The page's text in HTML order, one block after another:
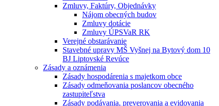
Zmluvy, Faktúry, Objednávky
Nájom obecných budov
Zmluvy dotácie
Zmluvy ÚPSVaR RK
Verejné obstarávanie
Stavebné upravy MŠ Vyšnej na Bytový dom 10
BJ Liptovské Revúce
Zásady a oznámenia
Zásady hospodárenia s majetkom obce
Zásady odmeňovania poslancov obecného
zastupiteľstva
Zásady podávania, preverovania a evidovania